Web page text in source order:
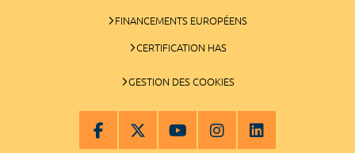
FINANCEMENTS EUROPÉENS
CERTIFICATION HAS
GESTION DES COOKIES